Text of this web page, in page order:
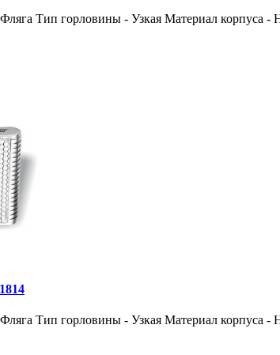
Тип горловины - Узкая Материал корпуса -
Тип горловины - Узкая Материал корпуса -